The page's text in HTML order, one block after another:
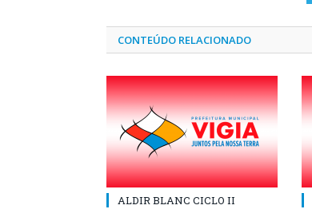
CONTEÚDO RELACIONADO
ALDIR BLANC CICLO II